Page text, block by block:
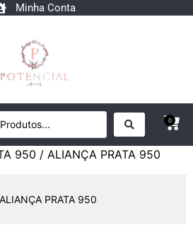
Minha Conta
0
950 / ALIANÇA PRATA 950
ALIANÇA PRATA 950